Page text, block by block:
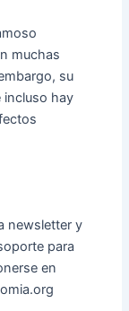
muchas
su
incluso hay
newsletter y
para
en